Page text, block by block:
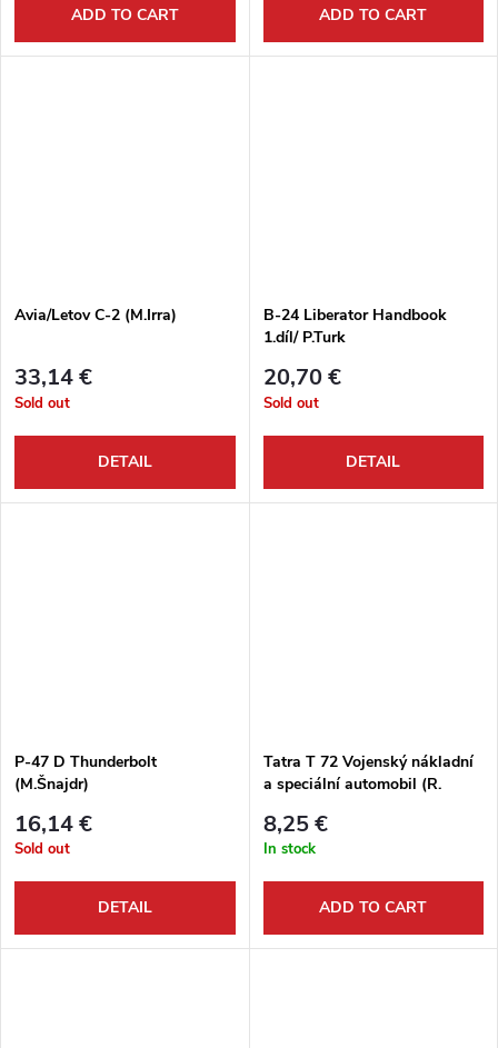
ADD TO CART ADD TO CART
Avia/Letov C-2 (M.Irra)
33,14 €
Sold out
DETAIL
B-24 Liberator Handbook
1.díl/ P.Turk
20,70 €
Sold out
DETAIL
P-47 D Thunderbolt
(M.Šnajdr)
16,14 €
Sold out
DETAIL
Tatra T 72 Vojenský nákladní
a speciální automobil (R.
8,25 €
In stock
ADD TO CART